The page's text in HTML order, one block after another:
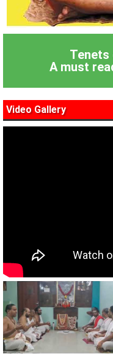
Tenets
A must
Video Gallery